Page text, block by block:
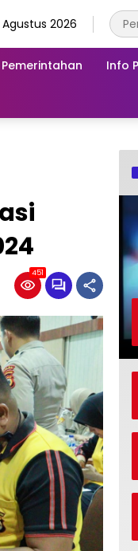
2026
Pemerintahan Info
451